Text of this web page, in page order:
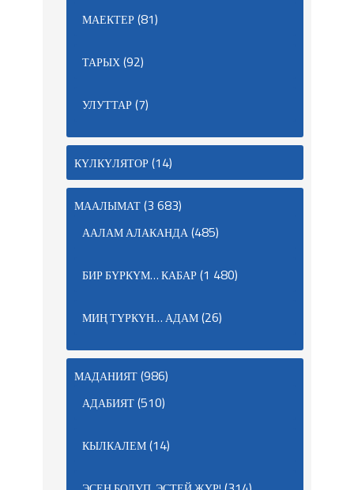
МАЕКТЕР(81)
ТАРЫХ(92)
УЛУТТАР(7)
КҮЛКҮЛЯТОР(14)
МААЛЫМАТ(3 683)
ААЛАМ АЛАКАНДА(485)
БИР БҮРКҮМ… КАБАР(1 480)
МИҢ ТҮРКҮН… АДАМ(26)
МАДАНИЯТ(986)
АДАБИЯТ(510)
КЫЛКАЛЕМ(14)